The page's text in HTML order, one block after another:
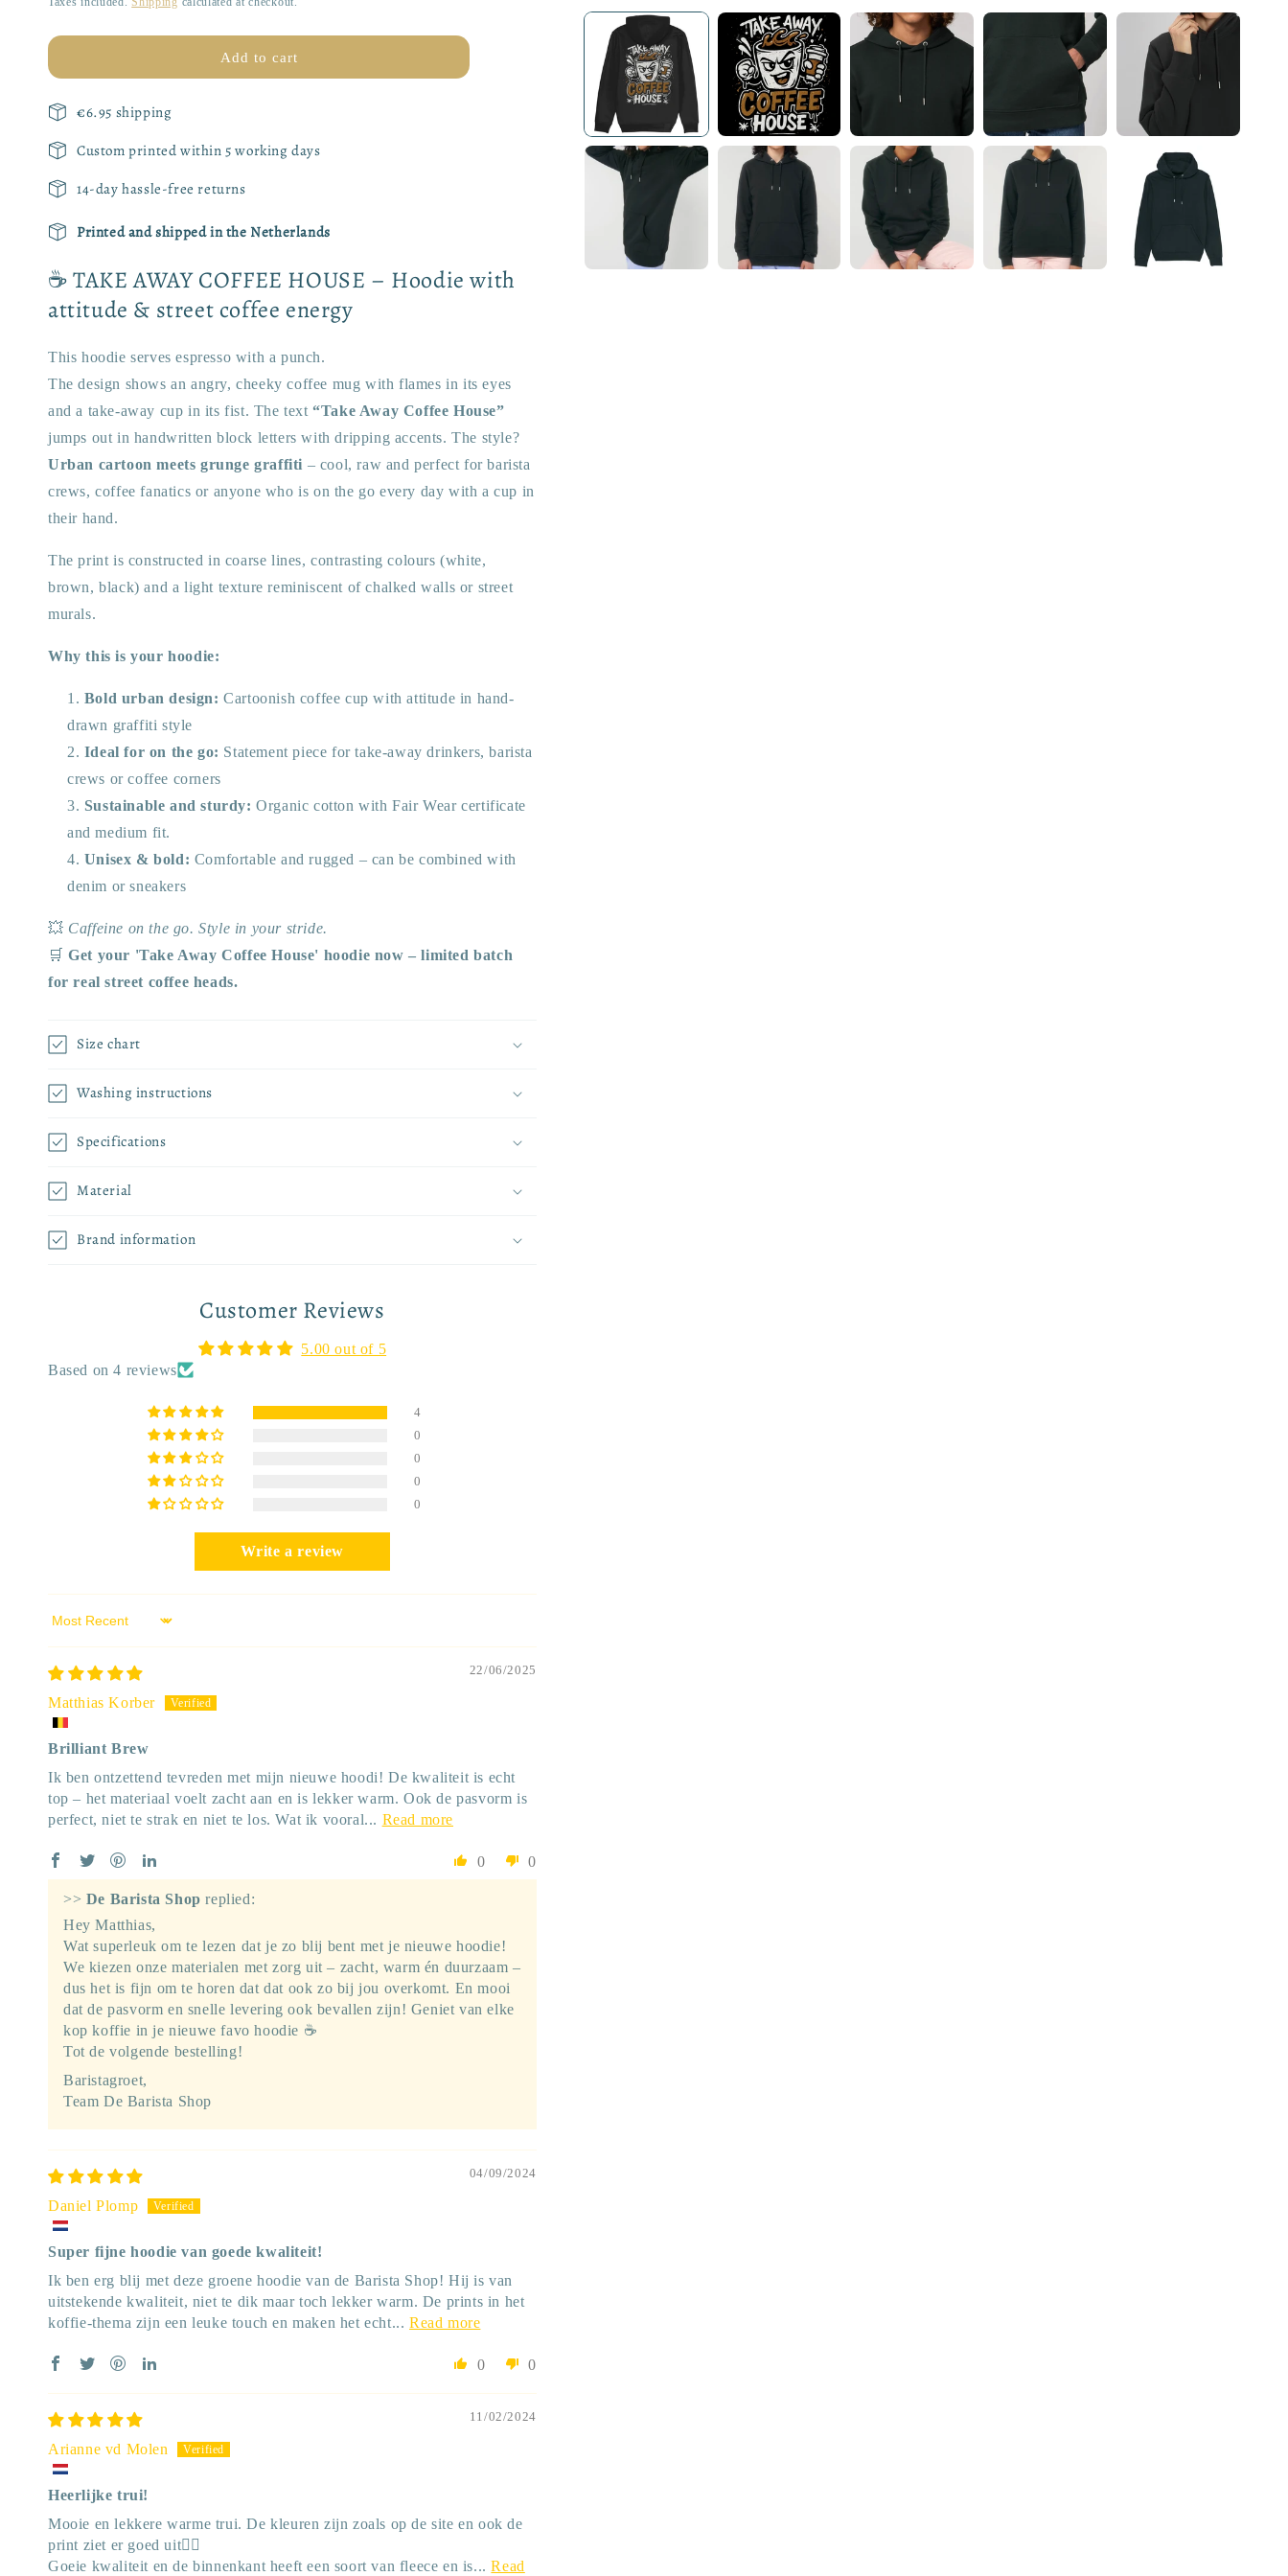
media
modal
House
Hoodie
Style
House
Hoodie
Style
Add to cart
€6.95 shipping
Custom printed within 5 working days
14-day hassle-free returns
Printed and shipped in the Netherlands
☕ TAKE AWAY COFFEE HOUSE – Hoodie with
attitude & street coffee energy
This hoodie serves espresso with a punch.
The design shows an angry, cheeky coffee mug with flames in its eyes
and a take-away cup in its fist. The text“Take Away Coffee House”
jumps out in handwritten block letters with dripping accents. The style?
Urban cartoon meets grunge graffiti – cool, raw and perfect for barista
crews, coffee fanatics or anyone who is on the go every day with a cup in
their hand.
The print is constructed in coarse lines, contrasting colours (white,
brown, black) and a light texture reminiscent of chalked walls or street
murals.
Why this is your hoodie:
Bold urban design: Cartoonish coffee cup with attitude in hand-
drawn graffiti style
Ideal for on the go: Statement piece for take-away drinkers, barista
crews or coffee corners
Sustainable and sturdy: Organic cotton with Fair Wear certificate
and medium fit.
Unisex & bold: Comfortable and rugged – can be combined with
denim or sneakers
💥 Caffeine on the go. Style in your stride.
🛒Get your 'Take Away Coffee House' hoodie now – limited batch
for real street coffee heads.
Size chart
Washing instructions
Specifications
Material
Brand information
Customer Reviews
5.00 out of 5
Based on 4 reviews
4
0
0
0
0
Write a review
Sort by
22/06/2025
Matthias Korber
Brilliant Brew
Ik ben ontzettend tevreden met mijn nieuwe hoodi! De kwaliteit is echt
top – het materiaal voelt zacht aan en is lekker warm. Ook de pasvorm is
perfect, niet te strak en niet te los. Wat ik vooral... Read more
0 0
>> De Barista Shop replied:
Hey Matthias,
Wat superleuk om te lezen dat je zo blij bent met je nieuwe hoodie!
We kiezen onze materialen met zorg uit – zacht, warm én duurzaam –
dus het is fijn om te horen dat dat ook zo bij jou overkomt. En mooi
dat de pasvorm en snelle levering ook bevallen zijn! Geniet van elke
kop koffie in je nieuwe favo hoodie ☕
Tot de volgende bestelling!
Baristagroet,
Team De Barista Shop
04/09/2024
Daniel Plomp
Super fijne hoodie van goede kwaliteit!
Ik ben erg blij met deze groene hoodie van de Barista Shop! Hij is van
uitstekende kwaliteit, niet te dik maar toch lekker warm. De prints in het
koffie-thema zijn een leuke touch en maken het echt...Read more
0 0
11/02/2024
Arianne vd Molen
Heerlijke trui!
Mooie en lekkere warme trui. De kleuren zijn zoals op de site en ook de
print ziet er goed uit👍🏼
Goeie kwaliteit en de binnenkant heeft een soort van fleece en is...Read